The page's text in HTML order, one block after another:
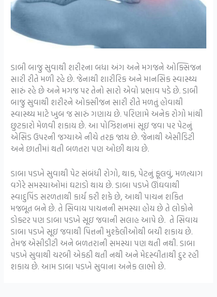
ડાબી બાજુ સુવાથી શરીરના બધા અંગ અને મગજને ઓક્સિજન
સારી રીતે મળી રહે છે. જેનાથી શારીરિક અને માનસિક સ્વાસ્થ્ય
સારું રહે છે અને મગજ પર તેનો સારો એવો પ્રભાવ પડે છે. ડાબી
બાજુ સુવાથી શરીરને ઓક્સીજન સારી રીતે મળતું હોવાથી
સ્વાસ્થ્ય માટે ખુબ જ સારું ગણાય છે. પરિણામે અનેક રોગો માંથી
છુટકારો મેળવી શકાય છે. આ પોઝિશનમાં સૂઇ જવા પર પેટનું
એસિડ ઉપરની જગ્યાએ નીચે તરફ જાય છે. જેનાથી એસીડિટી
અને છાતીમાં થતી બળતરા પણ ઓછી થાય છે.
ડાબા પડખે સુવાથી પેટ સંબંધી રોગો, થાક, પેટનું ફૂલવું, મળત્યાગ
વગેરે સમસ્યાઓમાં ઘટાડો થાય છે. ડાબા પડખે ઊંઘવાથી
સ્વાદુપિંડ સરળતાથી કાર્ય કરી શકે છે, આથી પાચન શકિત
મજબૂત બને છે. તે સિવાય પાચનની સમસ્યા હોય છે તે લોકોને
ડોક્ટર પણ ડાબા પડખે સૂઇ જવાની સલાહ આપે છે. તે સિવાય
ડાબા પડખે સૂઇ જવાથી પિત્તની મુશ્કેલીઓથી બચી શકાય છે.
તેમજ એસીડીટી અને બળતરાની સમસ્યા પણ થતી નથી. ડાબા
પડખે સુવાથી ચરબી એકઠી થતી નથી અને મેદસ્વીતાથી દુર રહી
શકાય છે. આમ ડાબા પડખે સુવાના અનેક લાભો છે.